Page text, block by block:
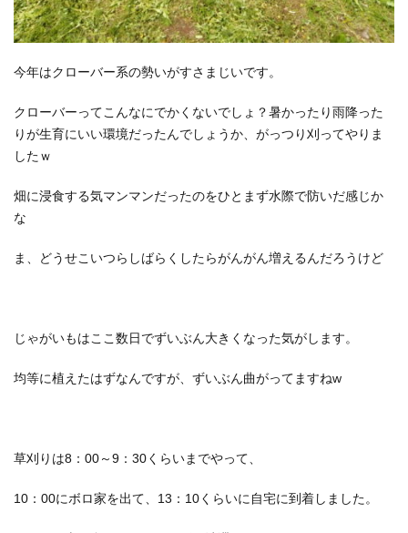
今年はクローバー系の勢いがすさまじいです。
クローバーってこんなにでかくないでしょ？暑かったり雨降った
りが生育にいい環境だったんでしょうか、がっつり刈ってやりま
したｗ
畑に浸食する気マンマンだったのをひとまず水際で防いだ感じか
な
ま、どうせこいつらしばらくしたらがんがん増えるんだろうけど
じゃがいもはここ数日でずいぶん大きくなった気がします。
均等に植えたはずなんですが、ずいぶん曲がってますねw
草刈りは8：00～9：30くらいまでやって、
10：00にボロ家を出て、13：10くらいに自宅に到着しました。